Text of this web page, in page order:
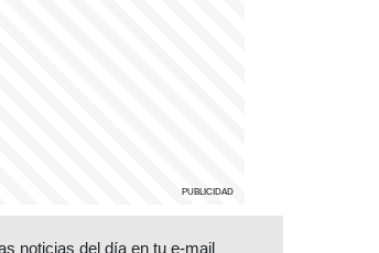
noticias del día en tu e-mail